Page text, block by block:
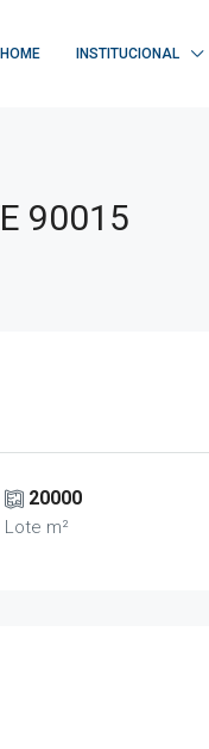
HOME INSTITUCIONAL
90015
20000
Lote m²